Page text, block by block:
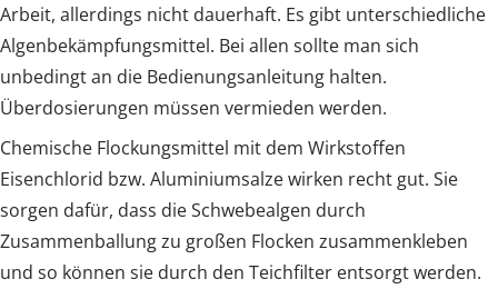
Arbeit, allerdings nicht dauerhaft. Es gibt unterschiedliche
Algenbekämpfungsmittel. Bei allen sollte man sich
unbedingt an die Bedienungsanleitung halten.
Überdosierungen müssen vermieden werden.
Chemische Flockungsmittel mit dem Wirkstoffen
Eisenchlorid bzw. Aluminiumsalze wirken recht gut. Sie
sorgen dafür, dass die Schwebealgen durch
Zusammenballung zu großen Flocken zusammenkleben
und so können sie durch den Teichfilter entsorgt werden.